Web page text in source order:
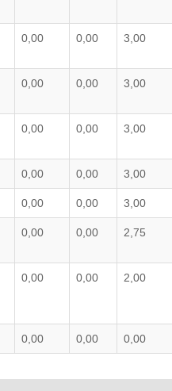
0,00 0,00 3,00
0,00 0,00 3,00
0,00 0,00 3,00
0,00 0,00 3,00
0,00 0,00 3,00
0,00 0,00 2,75
0,00 0,00 2,00
0,00 0,00 0,00